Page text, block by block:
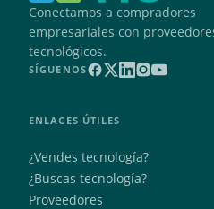
Conectamos a compradores
empresariales con
tecnológicos.
SÍGUENOS
ENLACES ÚTILES
¿Vendes tecnología?
¿Buscas tecnología?
Proveedores